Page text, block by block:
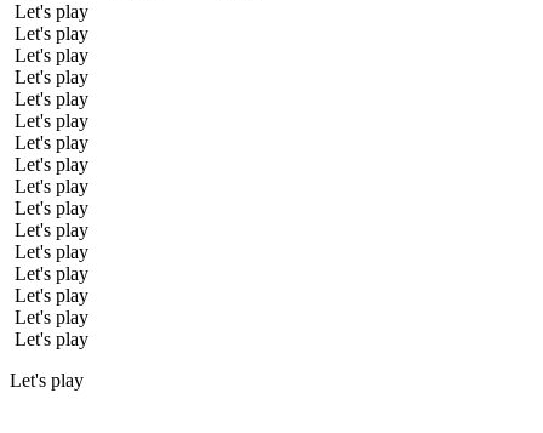
Let's play
Let's play
Let's play
Let's play
Let's play
Let's play
Let's play
Let's play
Let's play
Let's play
Let's play
Let's play
Let's play
Let's play
Let's play
Let's play
Let's play